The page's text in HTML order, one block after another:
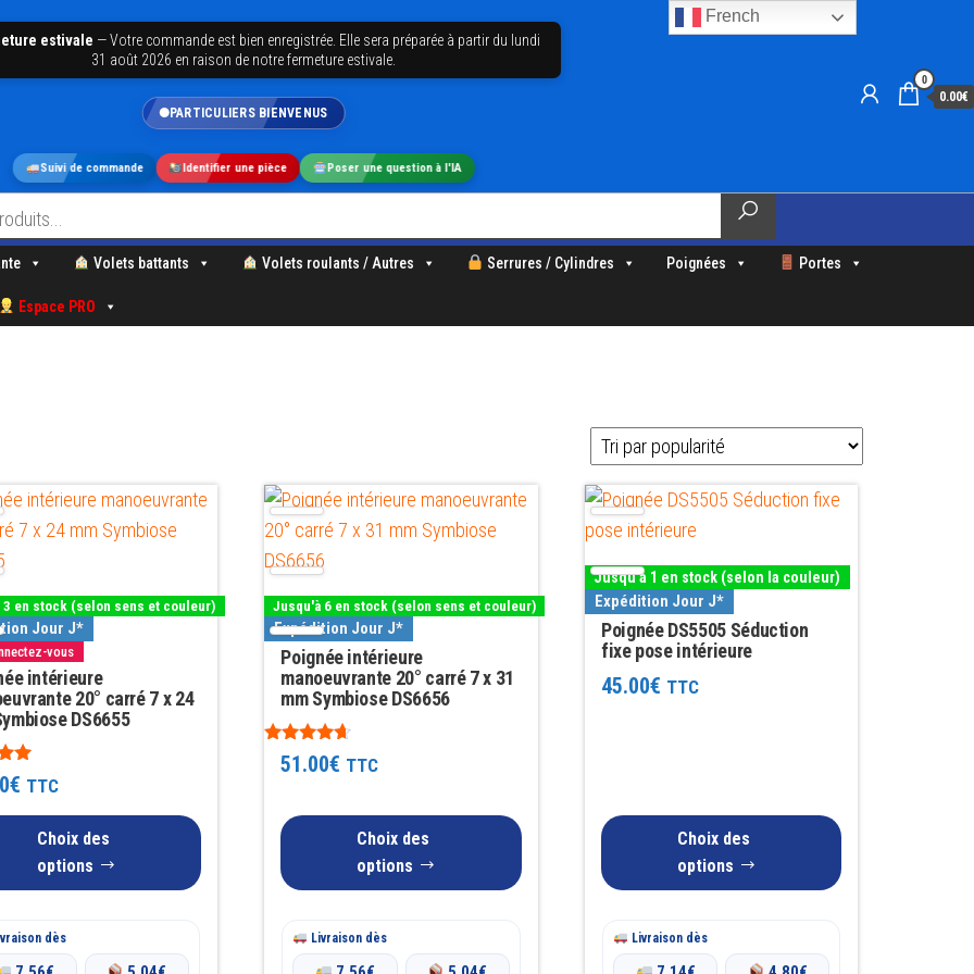
0
0.00€
Suivi de commande Identifier une pièce Poser une question à l'IA
estivale —Votre commande est bien enregistrée. Elle sera préparée à partir du lundi
31 août 2026 en raison de notre fermeture estivale.
Volets battants Volets roulants / Autres Serrures / Cylindres Poignées Portes
Espace PRO
3 en stock (selon sens et couleur)
Jour J*
vous
intérieure
20° carré 7 x 24
DS6655
€ TTC
Choix des
options
dès
Jusqu'à 6 en stock (selon sens et couleur)
Expédition Jour J*
Poignée intérieure
manoeuvrante 20° carré 7 x 31
mm Symbiose DS6656
Note
4.5051.00€ TTC
Choix des
options
Ce
produit
a
variations.
Les
options
peuvent
être
choisies
Livraison dès
Jusqu'à 1 en stock (selon la couleur)
Expédition Jour J*
Poignée DS5505 Séduction
fixe pose intérieure
45.00€ TTC
Choix des
options
Ce
produit
plusieurs
variations.
Les
options
Livraison dès
French
PARTICULIERS BIENVENUS